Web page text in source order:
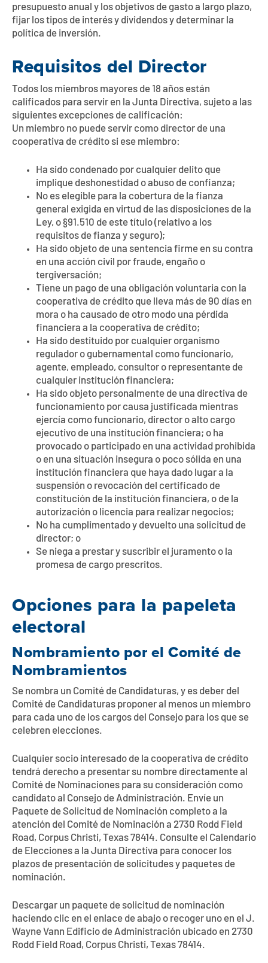
Formularios
Banco por teléfono
Tarifas
Empresas
presupuesto anual y los objetivos de gasto a largo plazo,
fijar los tipos de interés y dividendos y determinar la
política de inversión.
Requisitos del Director
Todos los miembros mayores de 18 años están
calificados para servir en la Junta Directiva, sujeto a las
siguientes excepciones de calificación:
Un miembro no puede servir como director de una
cooperativa de crédito si ese miembro:
Ha sido condenado por cualquier delito que
implique deshonestidad o abuso de confianza;
No es elegible para la cobertura de la fianza
general exigida en virtud de las disposiciones de la
Ley, o §91.510 de este título (relativo a los
requisitos de fianza y seguro);
Ha sido objeto de una sentencia firme en su contra
en una acción civil por fraude, engaño o
tergiversación;
Tiene un pago de una obligación voluntaria con la
cooperativa de crédito que lleva más de 90 días en
mora o ha causado de otro modo una pérdida
financiera a la cooperativa de crédito;
Ha sido destituido por cualquier organismo
regulador o gubernamental como funcionario,
agente, empleado, consultor o representante de
cualquier institución financiera;
Ha sido objeto personalmente de una directiva de
funcionamiento por causa justificada mientras
ejercía como funcionario, director o alto cargo
ejecutivo de una institución financiera; o ha
provocado o participado en una actividad prohibida
o en una situación insegura o poco sólida en una
institución financiera que haya dado lugar a la
suspensión o revocación del certificado de
constitución de la institución financiera, o de la
autorización o licencia para realizar negocios;
No ha cumplimentado y devuelto una solicitud de
director; o
Se niega a prestar y suscribir el juramento o la
promesa de cargo prescritos.
Opciones para la papeleta
electoral
Nombramiento por el Comité de
Nombramientos
Se nombra un Comité de Candidaturas, y es deber del
Comité de Candidaturas proponer al menos un miembro
para cada uno de los cargos del Consejo para los que se
celebren elecciones.
Cualquier socio interesado de la cooperativa de crédito
tendrá derecho a presentar su nombre directamente al
Comité de Nominaciones para su consideración como
candidato al Consejo de Administración. Envíe un
Paquete de Solicitud de Nominación completo a la
atención del Comité de Nominación a 2730 Rodd Field
Road, Corpus Christi, Texas 78414. Consulte el Calendario
de Elecciones a la Junta Directiva para conocer los
plazos de presentación de solicitudes y paquetes de
nominación.
Descargar un paquete de solicitud de nominación
haciendo clic en el enlace de abajo o recoger uno en el J.
Wayne Vann Edificio de Administración ubicado en 2730
Rodd Field Road, Corpus Christi, Texas 78414.